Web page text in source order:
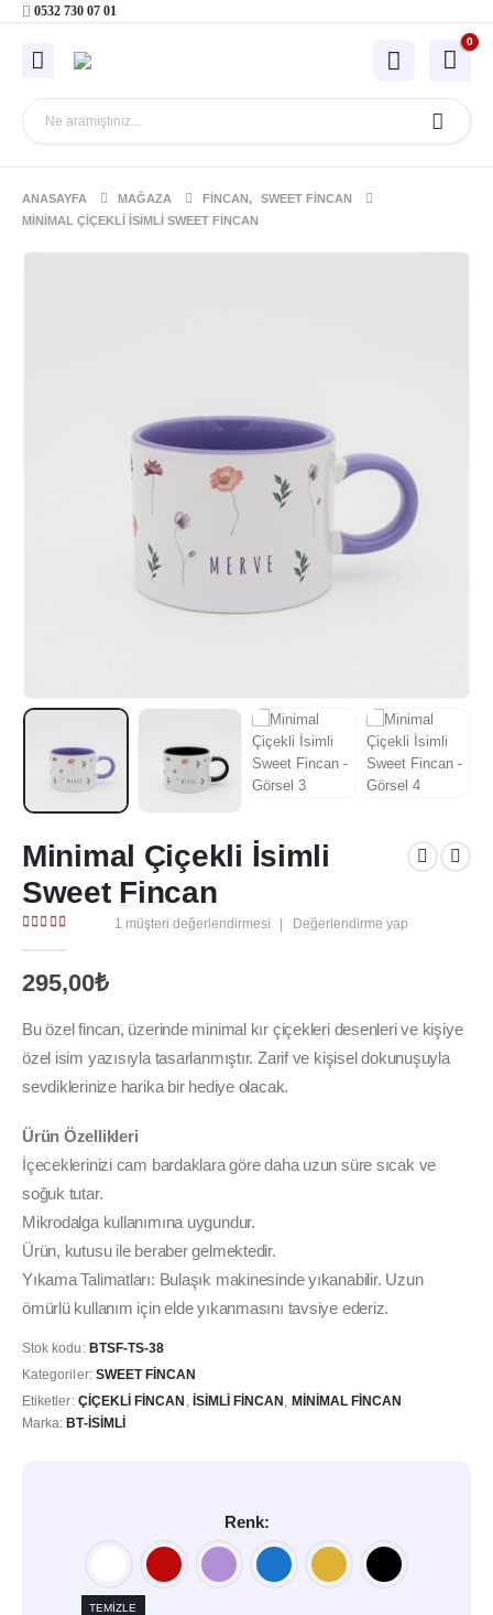
0532 730 07 01
0
ANASAYFA MAĞAZA FINCAN,
SWEET FINCAN
MINIMAL ÇIÇEKLI İSIMLI SWEET FINCAN
Minimal Çiçekli İsimli
Sweet Fincan
1 müşteri değerlendirmesi Değerlendirme yap
295,00₺
Bu özel fincan, üzerinde minimal kır çiçekleri desenleri ve kişiye
özel isim yazısıyla tasarlanmıştır. Zarif ve kişisel dokunuşuyla
sevdiklerinize harika bir hediye olacak.
Ürün Özellikleri
İçeceklerinizi cam bardaklara göre daha uzun süre sıcak ve
soğuk tutar.
Mikrodalga kullanımına uygundur.
Ürün, kutusu ile beraber gelmektedir.
Yıkama Talimatları: Bulaşık makinesinde yıkanabilir. Uzun
ömürlü kullanım için elde yıkanmasını tavsiye ederiz.
Stok kodu: BTSF-TS-38
Kategoriler: SWEET FINCAN
Etiketler: ÇIÇEKLI FINCAN İSIMLI FINCAN MINIMAL FINCAN
Marka:BT-İSIMLI
Renk
TEMIZLE